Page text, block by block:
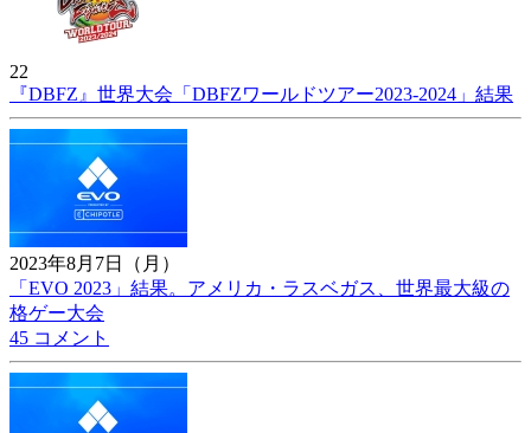
22
『DBFZ』世界大会「DBFZワールドツアー2023-2024」結果
2023年8月7日（月）
「EVO 2023」結果。アメリカ・ラスベガス、世界最大級の
格ゲー大会
45 コメント